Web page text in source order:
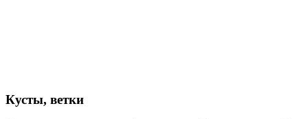
Кусты, ветки